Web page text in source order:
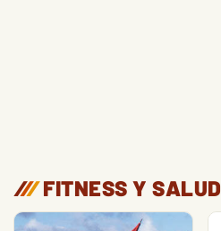
/// FITNESS Y SALUD